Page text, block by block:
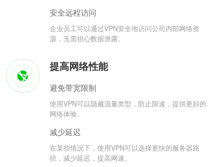
安全远程访问
企业员工可以通过VPN安全地访问公司内部网络资
源，无需担心数据泄露。
提高网络性能
避免带宽限制
使用VPN可以隐藏流量类型，防止限速，提供更好的
网络体验。
减少延迟
在某些情况下，使用VPN可以选择更快的服务器路
径，减少延迟，提高网速。